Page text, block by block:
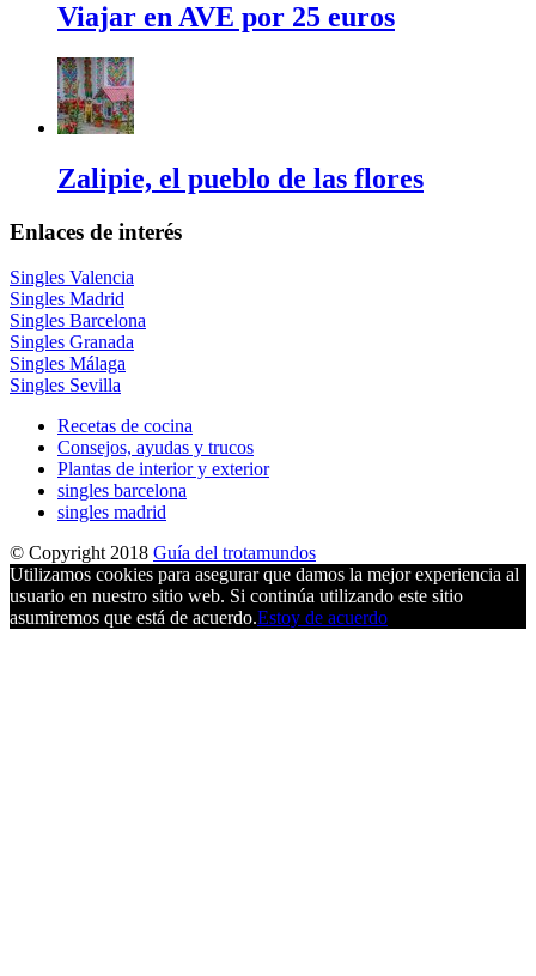
Viajar en AVE por 25 euros
Zalipie, el pueblo de las flores
Enlaces de interés
Singles Valencia
Singles Madrid
Singles Barcelona
Singles Granada
Singles Málaga
Singles Sevilla
Recetas de cocina
Consejos, ayudas y trucos
Plantas de interior y exterior
singles barcelona
singles madrid
© Copyright 2018 Guía del trotamundos
Utilizamos cookies para asegurar que damos la mejor experiencia al
usuario en nuestro sitio web. Si continúa utilizando este sitio
asumiremos que está de acuerdo.Estoy de acuerdo